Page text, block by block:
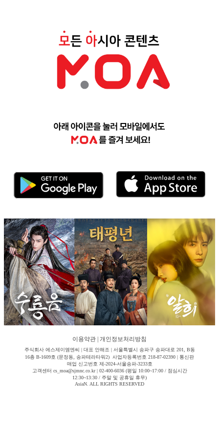
이용약관 개인정보처리방침
주식회사 에스제이엠엔씨 | 대표 안해조 | 서울특별시 송파구 송파대로 201, B동
16층 B-1609호 (문정동, 송파테라타워2) 사업자등록번호 218-87-02390 | 통신판
매업 신고번호 제-2024-서울송파-3233호
고객센터 cs_moa@sjmnc.co.kr | 02-400-6036 (평일 10:00~17:00 / 점심시간
12:30~13:30 / 주말 및 공휴일 휴무)
AsiaN. ALL RIGHTS RESERVED